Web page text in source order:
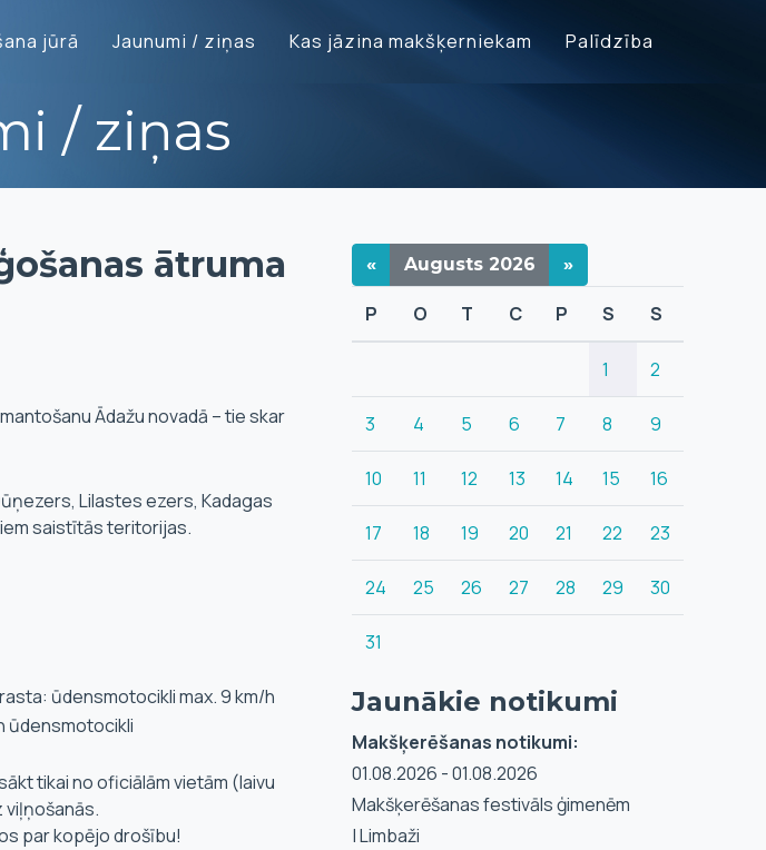
jūrā Jaunumi / ziņas Kas jāzina makšķerniekam Palīdzība
/ ziņas
ātruma
Ādažu novadā – tie skar
Lilastes ezers, Kadagas
saistītās teritorijas.
ūdensmotocikli max. 9 km/h
ūdensmotocikli
tikai no oficiālām vietām (laivu
viļņošanās.
par kopējo drošību!
« Augusts 2026 »
P O T C P S S
1 2
3 4 5 6 7 8 9
10 11 12 13 14 15 16
17 18 19 20 21 22 23
24 25 26 27 28 29 30
31
Jaunākie notikumi
Makšķerēšanas notikumi:
01.08.2026 - 01.08.2026
Makšķerēšanas festivāls ģimenēm
| Limbaži